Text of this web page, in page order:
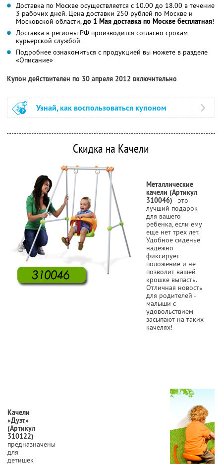
Доставка по Москве осуществляется с 10.00 до 18.00 в течение
3 рабочих дней. Цена доставки 250 рублей по Москве и
Московской области,до 1 Мая доставка по Москве бесплатная!
Доставка в регионы РФ производится согласно срокам
курьерской службой
Подробнее ознакомиться с продукцией вы можете в разделе
«Описание»
Купон действителен по 30 апреля 2012 включительно
Узнай, как воспользоваться купоном
Скидка на Качели
Металлические
качели (Артикул
310046) - это
лучший подарок
для вашего
ребенка, если ему
еще нет трех лет.
Удобное сиденье
надежно
фиксирует
положение и не
позволит вашей
крошке выпасть.
Отличная новость
для родителей -
малыши с
удовольствием
засыпают на таких
качелях!
Качели
«Дуэт»
(Артикул
310122)
предназначены
для
детишек